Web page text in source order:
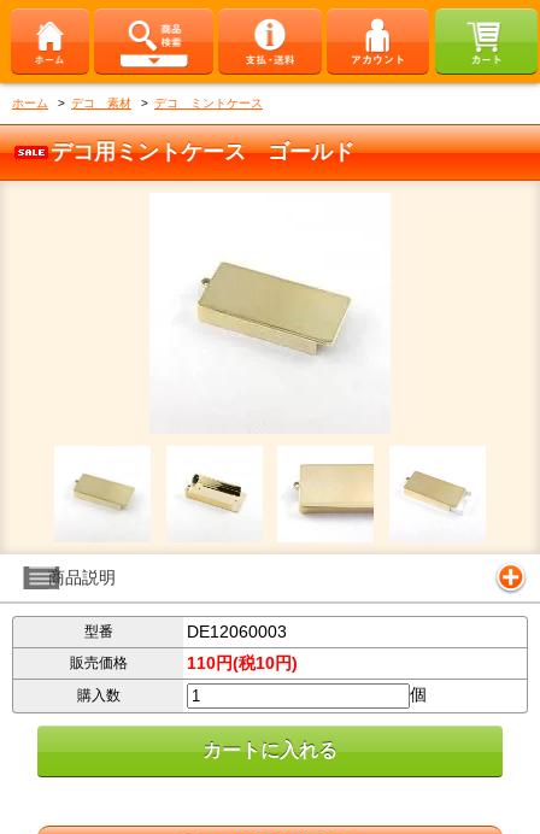
ホーム > デコ 素材 > デコ ミントケース
デコ用ミントケース ゴールド
商品説明
型番 DE12060003
販売価格 110円(税10円)
購入数 個